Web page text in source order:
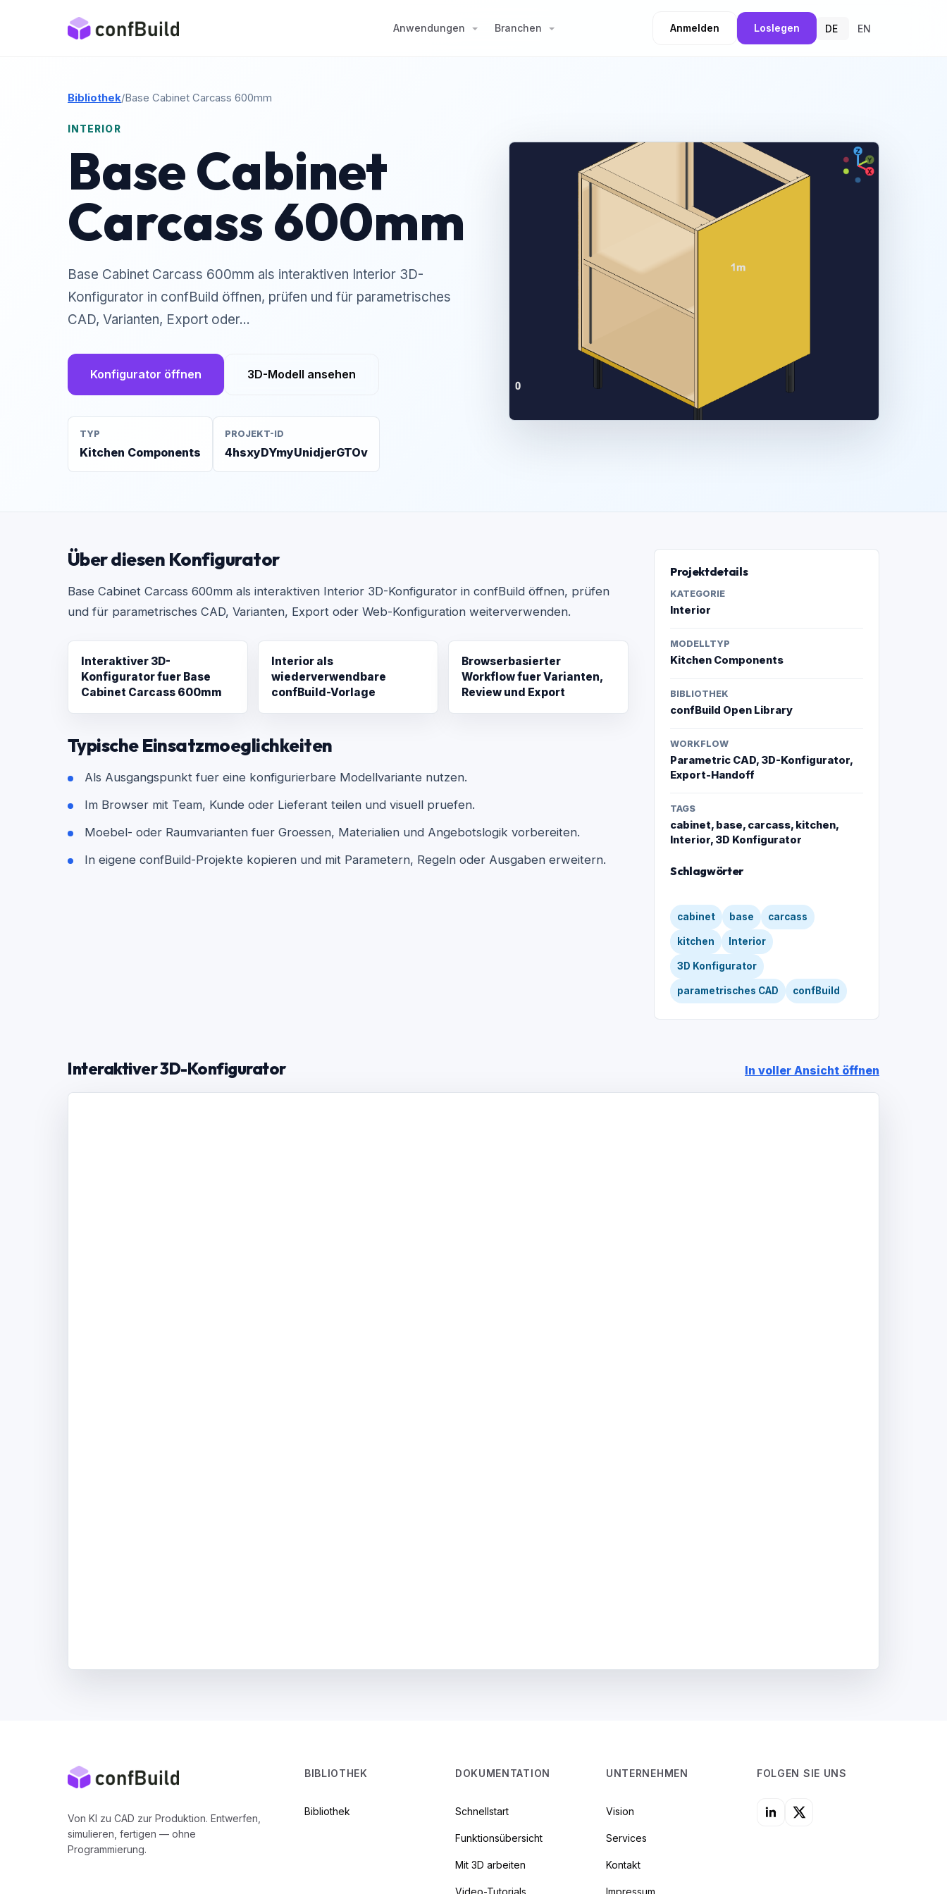
Anwendungen Branchen Anmelden Loslegen DE EN
Bibliothek/Base Cabinet Carcass 600mm
INTERIOR
Base Cabinet
Carcass 600mm
Base Cabinet Carcass 600mm als interaktiven Interior 3D-
Konfigurator in confBuild öffnen, prüfen und für parametrisches
CAD, Varianten, Export oder...
Konfigurator öffnen 3D-Modell ansehen
TYP
Kitchen Components
PROJEKT-ID
4hsxyDYmyUnidjerGTOv
Über diesen Konfigurator
Base Cabinet Carcass 600mm als interaktiven Interior 3D-Konfigurator in confBuild öffnen, prüfen
und für parametrisches CAD, Varianten, Export oder Web-Konfiguration weiterverwenden.
Interaktiver 3D-
Konfigurator fuer Base
Cabinet Carcass 600mm
Interior als
wiederverwendbare
confBuild-Vorlage
Browserbasierter
Workflow fuer Varianten,
Review und Export
Typische Einsatzmoeglichkeiten
Als Ausgangspunkt fuer eine konfigurierbare Modellvariante nutzen.
Im Browser mit Team, Kunde oder Lieferant teilen und visuell pruefen.
Moebel- oder Raumvarianten fuer Groessen, Materialien und Angebotslogik vorbereiten.
In eigene confBuild-Projekte kopieren und mit Parametern, Regeln oder Ausgaben erweitern.
Projektdetails
KATEGORIE
Interior
MODELLTYP
Kitchen Components
BIBLIOTHEK
confBuild Open Library
WORKFLOW
Parametric CAD, 3D-Konfigurator,
Export-Handoff
TAGS
cabinet, base, carcass, kitchen,
Interior, 3D Konfigurator
Schlagwörter
cabinet base carcass
kitchen Interior
3D Konfigurator
parametrisches CAD confBuild
Interaktiver 3D-Konfigurator In voller Ansicht öffnen
Von KI zu CAD zur Produktion. Entwerfen,
simulieren, fertigen — ohne
Programmierung.
BIBLIOTHEK
Bibliothek
DOKUMENTATION
Schnellstart
Funktionsübersicht
Mit 3D arbeiten
Video-Tutorials
UNTERNEHMEN
Vision
Services
Kontakt
Impressum
FOLGEN SIE UNS